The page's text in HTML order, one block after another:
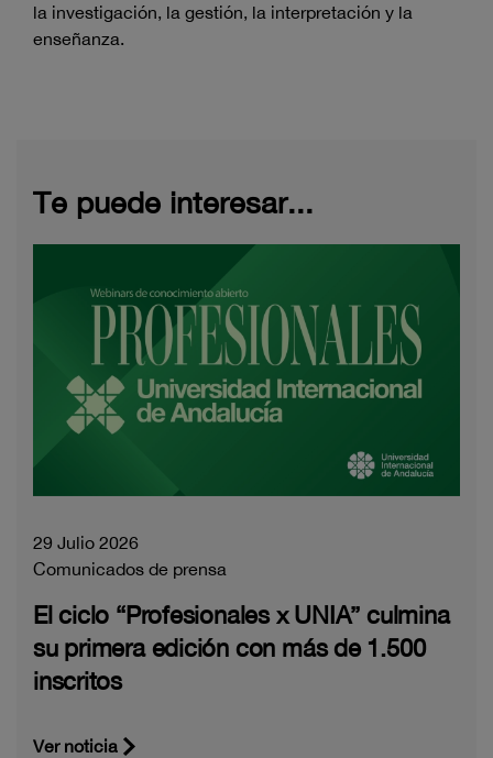
la investigación, la gestión, la interpretación y la
enseñanza.
Te puede interesar...
29 Julio 2026
Comunicados de prensa
El ciclo “Profesionales x UNIA” culmina
su primera edición con más de 1.500
inscritos
Ver noticia